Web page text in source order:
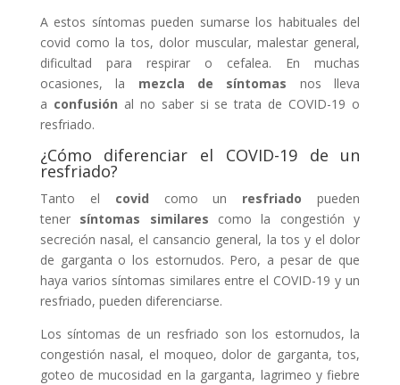
A estos síntomas pueden sumarse los habituales del
covid como la tos, dolor muscular, malestar general,
dificultad para respirar o cefalea. En muchas
ocasiones, la mezcla de síntomas nos lleva
a confusión al no saber si se trata de COVID-19 o
resfriado.
¿Cómo diferenciar el COVID-19 de un
resfriado?
Tanto el covid como un resfriadopueden
tener síntomas similares como la congestión y
secreción nasal, el cansancio general, la tos y el dolor
de garganta o los estornudos. Pero, a pesar de que
haya varios síntomas similares entre el COVID-19 y un
resfriado, pueden diferenciarse.
Los síntomas de un resfriado son los estornudos, la
congestión nasal, el moqueo, dolor de garganta, tos,
goteo de mucosidad en la garganta, lagrimeo y fiebre